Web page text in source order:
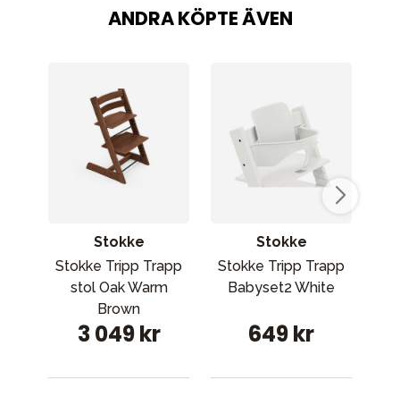
ANDRA KÖPTE ÄVEN
Stokke
Stokke Tripp Trapp
stol Oak Warm
Brown
3 049 kr
Stokke
Stokke Tripp Trapp
Babyset2 White
649 kr